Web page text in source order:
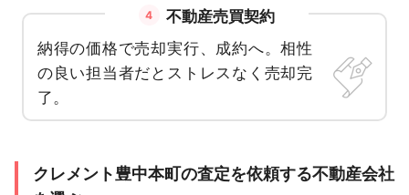
4
不動産売買契約
納得の価格で売却実行、成約へ。相性
の良い担当者だとストレスなく売却完
了。
クレメント豊中本町の査定を依頼する不動産会社